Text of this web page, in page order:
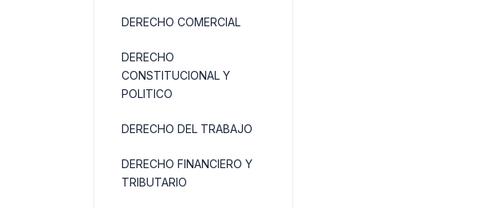
DERECHO COMERCIAL
DERECHO
CONSTITUCIONAL Y
POLITICO
DERECHO DEL TRABAJO
DERECHO FINANCIERO Y
TRIBUTARIO